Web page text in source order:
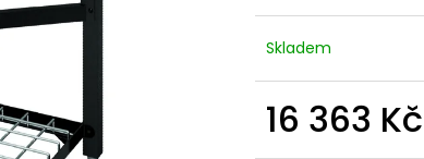
Skladem
16 363 Kč